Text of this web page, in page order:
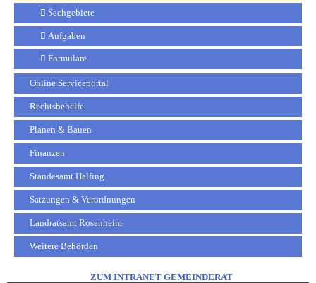
Sachgebiete
Aufgaben
Formulare
Online Serviceportal
Rechtsbehelfe
Planen & Bauen
Finanzen
Standesamt Halfing
Satzungen & Verordnungen
Landratsamt Rosenheim
Weitere Behörden
ZUM INTRANET GEMEINDERAT